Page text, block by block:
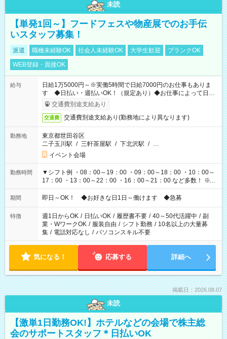
未読
【単発1回～】フードフェスや物産展でのお手伝
いスタッフ募集！
派遣 職種未経験OK 社会人未経験OK 大学生歓迎
ブランクOK
WEB登録・面接OK
給与
日給1万5000円～※実働5時間で日給7000円のお仕事もありま
す ◆日払い・週払いOK！（規定あり）◆お仕事によって日給
も異なります
交通費別途支給あり
交通費 交通費別途支給あり(勤務地により異なります)
勤務地
東京都世田谷区
二子玉川駅 / 三軒茶屋駅 / 下北沢駅 / …
イベント会場
勤務時間
▼シフト例 ・08：00～19：00 ・09：00～18：00 ・10：00～
17：00 ・13：00～22：00 ・16：00～21：00 など多数！ ※お
仕事により勤務時間が異なります
期間 即日～OK！ ◆お好きな日1日～働けます ◆急募
特徴 週1日からOK / 日払いOK / 履歴書不要 / 40～50代活躍中 / 副
業・WワークOK / 服装自由 / シフト勤務 / 10名以上の大量募
集 / 電話対応なし / パソコンスキル不要
気になる！ 応募する 詳細へ
掲載日：2026.08.07
未読
【激単1日勤務OK!】ホテルなどの会場で株主総
会のサポートスタッフ＊日払いOK